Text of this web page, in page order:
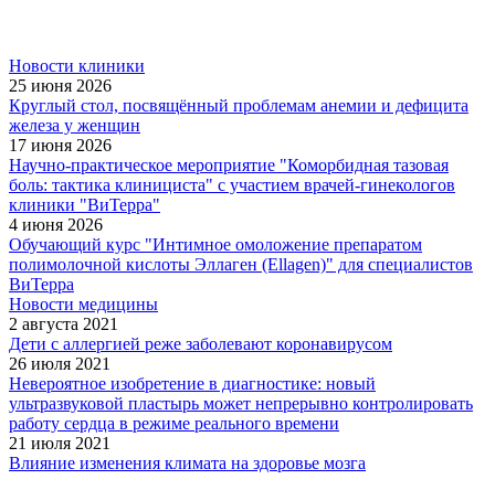
Новости клиники
25 июня 2026
Круглый стол, посвящённый проблемам анемии и дефицита
железа у женщин
17 июня 2026
Научно-практическое мероприятие "Коморбидная тазовая
боль: тактика клинициста" с участием врачей-гинекологов
клиники "ВиТерра"
4 июня 2026
Обучающий курс "Интимное омоложение препаратом
полимолочной кислоты Эллаген (Ellagen)" для специалистов
ВиТерра
Новости медицины
2 августа 2021
Дети с аллергией реже заболевают коронавирусом
26 июля 2021
Невероятное изобретение в диагностике: новый
ультразвуковой пластырь может непрерывно контролировать
работу сердца в режиме реального времени
21 июля 2021
Влияние изменения климата на здоровье мозга